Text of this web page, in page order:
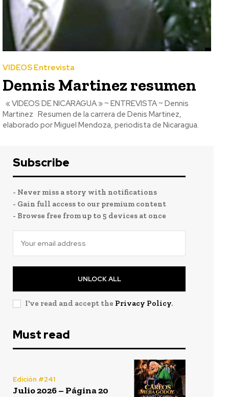
VIDEOS Entrevista
Dennis Martinez resumen
Martinez Resumen de la carrera de Denis Martinez,
Subscribe
- Never miss a story with notifications
- Gain full access to our premium content
- Browse free from up to 5 devices at once
UNLOCK ALL
I've read and accept the Privacy Policy.
Must read
Edición #241
Julio 2026 – Página 20